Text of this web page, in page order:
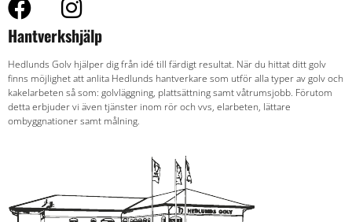
Hantverkshjälp
Hedlunds Golv hjälper dig från idé till färdigt resultat. När du hittat ditt golv
finns möjlighet att anlita Hedlunds hantverkare som utför alla typer av golv och
kakelarbeten så som: golvläggning, plattsättning samt våtrumsjobb. Förutom
detta erbjuder vi även tjänster inom rör och vvs, elarbeten, lättare
ombyggnationer samt målning.